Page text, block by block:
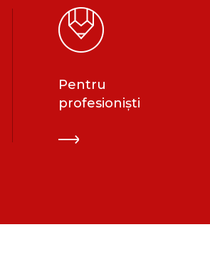
Pentru
profesioniști